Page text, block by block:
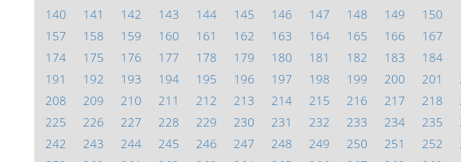
140
141 142 143 144 145 146 147 148 149 150
157
158 159 160 161 162 163 164 165 166 167
174
175 176 177 178 179 180 181 182 183 184
191
192 193 194 195 196 197 198 199 200 201
208
209 210 211 212 213 214 215 216 217 218
225
226 227 228 229 230 231 232 233 234 235
242
243 244 245 246 247 248 249 250 251 252